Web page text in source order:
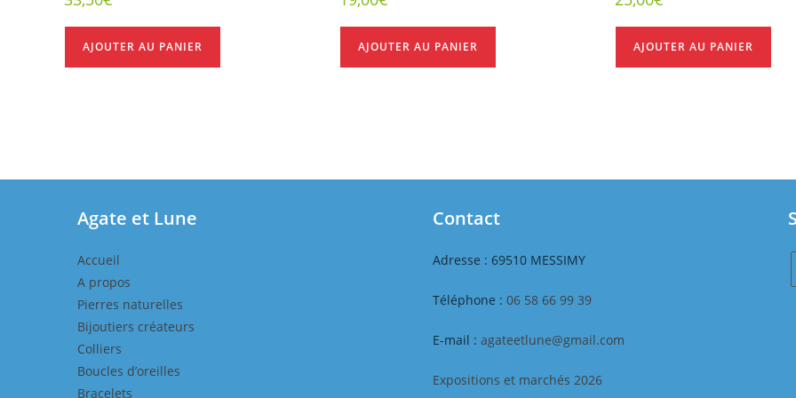
AJOUTER AU PANIER AJOUTER AU PANIER AJOUTER AU PANIER
Agate et Lune
Accueil
A propos
Pierres naturelles
Bijoutiers créateurs
Colliers
Boucles d’oreilles
Bracelets
Contact
Adresse : 69510 MESSIMY
Téléphone : 06 58 66 99 39
E-mail : agateetlune@gmail.com
Expositions et marchés 2026